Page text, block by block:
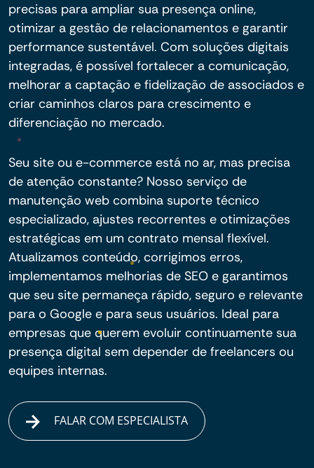
precisas para ampliar sua presença online,
otimizar a gestão de relacionamentos e garantir
performance sustentável. Com soluções digitais
integradas, é possível fortalecer a comunicação,
melhorar a captação e fidelização de associados e
criar caminhos claros para crescimento e
diferenciação no mercado.
Seu site ou e-commerce está no ar, mas precisa
de atenção constante? Nosso serviço de
manutenção web combina suporte técnico
especializado, ajustes recorrentes e otimizações
estratégicas em um contrato mensal flexível.
Atualizamos conteúdo, corrigimos erros,
implementamos melhorias de SEO e garantimos
que seu site permaneça rápido, seguro e relevante
para o Google e para seus usuários. Ideal para
empresas que querem evoluir continuamente sua
presença digital sem depender de freelancers ou
equipes internas.
FALAR COM ESPECIALISTA